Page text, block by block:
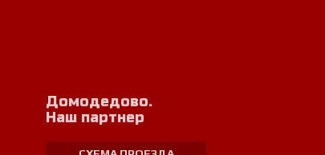
Домодедово.
Наш партнер